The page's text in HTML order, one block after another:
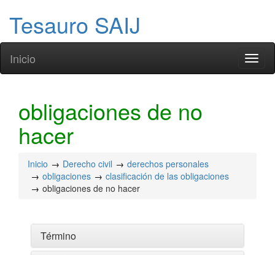
Tesauro SAIJ
Inicio
obligaciones de no
hacer
Inicio Derecho civil
derechos personales
obligaciones
clasificación de las obligaciones
obligaciones de no hacer
Término